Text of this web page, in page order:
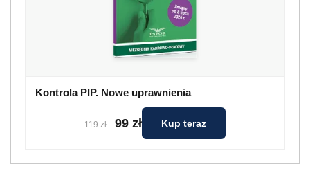
Kontrola PIP. Nowe uprawnienia
119 zł 99 zł Kup teraz